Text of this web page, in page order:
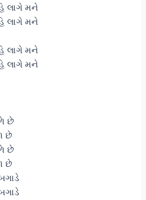
લાગે મને
લાગે મને
લાગે મને
લાગે મને
છે
છે
છે
છે